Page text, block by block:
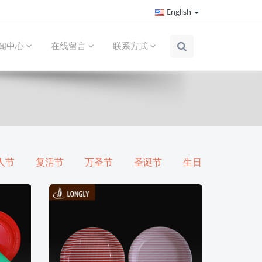
English
中心 在线留言 联系方式
生日
圣诞节
万圣节
复活节
节